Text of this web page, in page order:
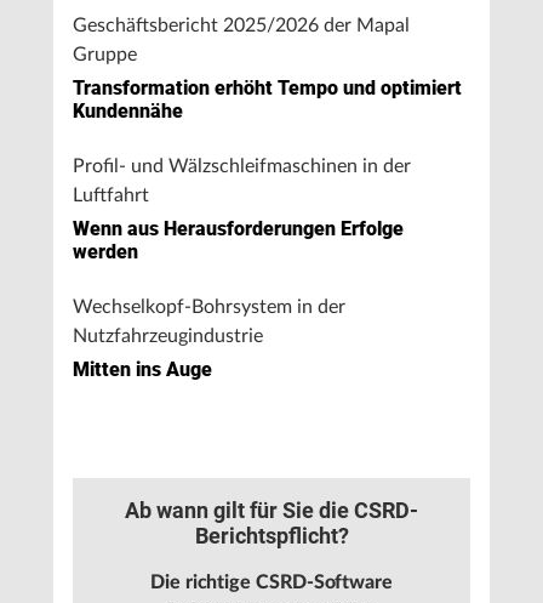
Geschäftsbericht 2025/2026 der Mapal
Gruppe
Transformation erhöht Tempo und optimiert
Kundennähe
Profil- und Wälzschleifmaschinen in der
Luftfahrt
Wenn aus Herausforderungen Erfolge
werden
Wechselkopf-Bohrsystem in der
Nutzfahrzeugindustrie
Mitten ins Auge
Ab wann gilt für Sie die CSRD-
Berichtspflicht?
Die richtige CSRD-Software